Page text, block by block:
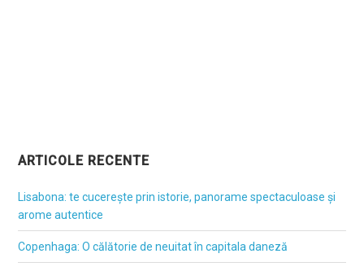
ARTICOLE RECENTE
Lisabona: te cucerește prin istorie, panorame spectaculoase și
arome autentice
Copenhaga: O călătorie de neuitat în capitala daneză